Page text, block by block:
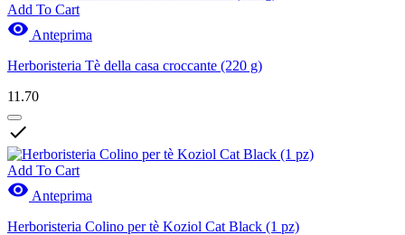
Add To Cart
 Anteprima
Herboristeria Tè della casa croccante (220 g)
11.70

Add To Cart
 Anteprima
Herboristeria Colino per tè Koziol Cat Black (1 pz)